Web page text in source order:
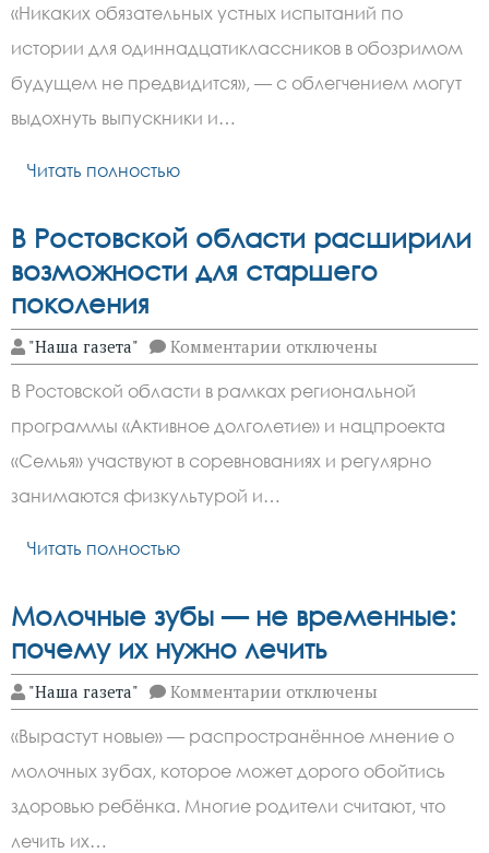
экзамен
по
истории:
что
ждёт
«Никаких обязательных устных испытаний по
истории для одиннадцатиклассников в обозримом
будущем не предвидится», — с облегчением могут
выдохнуть выпускники и…
Читать полностью
В Ростовской области расширили
возможности для старшего
поколения
"Наша газета" Комментарии к
записи
Ростовской
области
расширили
возможности
для
отключены
В Ростовской области в рамках региональной
программы «Активное долголетие» и нацпроекта
«Семья» участвуют в соревнованиях и регулярно
занимаются физкультурой и…
Читать полностью
Молочные зубы — не временные:
почему их нужно лечить
"Наша газета" Комментарии к
записи
Молочные
зубы
—
не
временные:
почему
отключены
«Вырастут новые» — распространённое мнение о
молочных зубах, которое может дорого обойтись
здоровью ребёнка. Многие родители считают, что
лечить их…